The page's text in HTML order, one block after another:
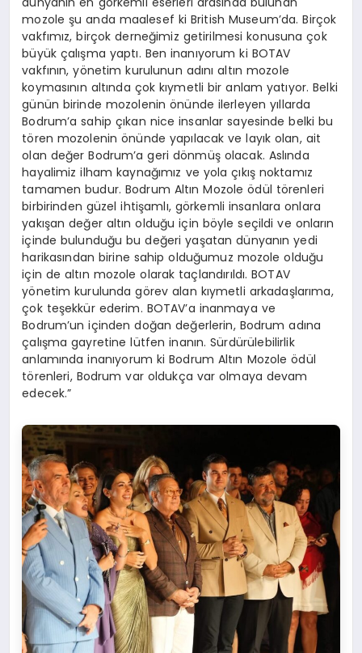
mozole şu anda maalesef ki British Museum’da. Birçok
vakfımız, birçok derneğimiz getirilmesi konusuna çok
büyük çalışma yaptı. Ben inanıyorum ki BOTAV
vakfının, yönetim kurulunun adını altın mozole
koymasının altında çok kıymetli bir anlam yatıyor. Belki
günün birinde mozolenin önünde ilerleyen yıllarda
Bodrum’a sahip çıkan nice insanlar sayesinde belki bu
tören mozolenin önünde yapılacak ve layık olan, ait
olan değer Bodrum’a geri dönmüş olacak. Aslında
hayalimiz ilham kaynağımız ve yola çıkış noktamız
tamamen budur. Bodrum Altın Mozole ödül törenleri
birbirinden güzel ihtişamlı, görkemli insanlara onlara
yakışan değer altın olduğu için böyle seçildi ve onların
içinde bulunduğu bu değeri yaşatan dünyanın yedi
harikasından birine sahip olduğumuz mozole olduğu
için de altın mozole olarak taçlandırıldı. BOTAV
yönetim kurulunda görev alan kıymetli arkadaşlarıma,
çok teşekkür ederim. BOTAV’a inanmaya ve
Bodrum’un içinden doğan değerlerin, Bodrum adına
çalışma gayretine lütfen inanın. Sürdürülebilirlik
anlamında inanıyorum ki Bodrum Altın Mozole ödül
törenleri, Bodrum var oldukça var olmaya devam
edecek.”